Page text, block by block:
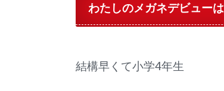
わたしのメガネデビューは
結構早くて小学4年生